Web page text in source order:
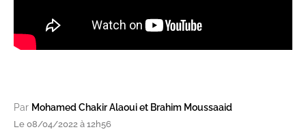
Par Mohamed Chakir Alaoui et Brahim Moussaaid
Le 08/04/2022 à 12h56